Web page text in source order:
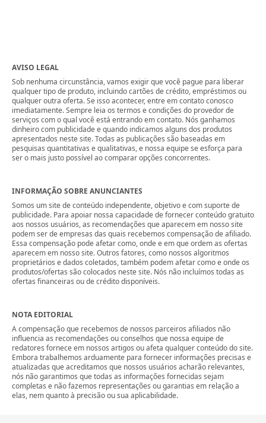
AVISO LEGAL
Sob nenhuma circunstância, vamos exigir que você pague para liberar
qualquer tipo de produto, incluindo cartões de crédito, empréstimos ou
qualquer outra oferta. Se isso acontecer, entre em contato conosco
imediatamente. Sempre leia os termos e condições do provedor de
serviços com o qual você está entrando em contato. Nós ganhamos
dinheiro com publicidade e quando indicamos alguns dos produtos
apresentados neste site. Todas as publicações são baseadas em
pesquisas quantitativas e qualitativas, e nossa equipe se esforça para
ser o mais justo possível ao comparar opções concorrentes.
INFORMAÇÃO SOBRE ANUNCIANTES
Somos um site de conteúdo independente, objetivo e com suporte de
publicidade. Para apoiar nossa capacidade de fornecer conteúdo gratuito
aos nossos usuários, as recomendações que aparecem em nosso site
podem ser de empresas das quais recebemos compensação de afiliado.
Essa compensação pode afetar como, onde e em que ordem as ofertas
aparecem em nosso site. Outros fatores, como nossos algoritmos
proprietários e dados coletados, também podem afetar como e onde os
produtos/ofertas são colocados neste site. Nós não incluímos todas as
ofertas financeiras ou de crédito disponíveis.
NOTA EDITORIAL
A compensação que recebemos de nossos parceiros afiliados não
influencia as recomendações ou conselhos que nossa equipe de
redatores fornece em nossos artigos ou afeta qualquer conteúdo do site.
Embora trabalhemos arduamente para fornecer informações precisas e
atualizadas que acreditamos que nossos usuários acharão relevantes,
nós não garantimos que todas as informações fornecidas sejam
completas e não fazemos representações ou garantias em relação a
elas, nem quanto à precisão ou sua aplicabilidade.